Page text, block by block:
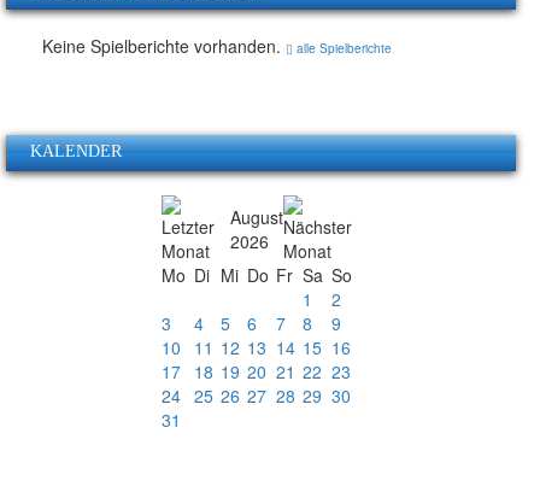
Keine Spielberichte vorhanden. alle Spielberichte
KALENDER
August
2026
Mo Di Mi Do Fr Sa So
1
2
3
4 5 6 7 8
9
10
11 12 13 14 15 16
17 18 19 20 21 22 23
24 25 26 27 28 29 30
31